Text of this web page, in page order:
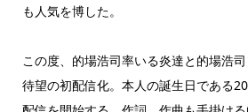
も人気を博した。
この度、的場浩司率いる炎達と的場浩
待望の初配信化。本人の誕生日である